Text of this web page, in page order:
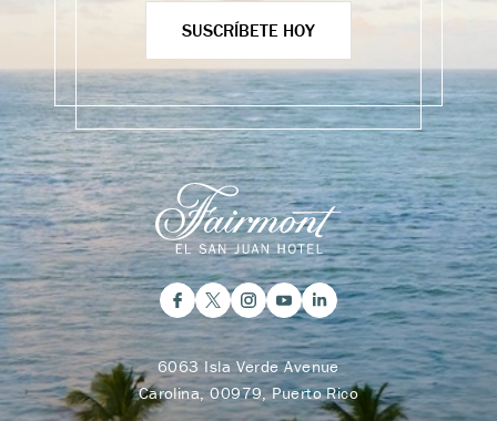
SUSCRÍBETE HOY
6063 Isla Verde Avenue
Carolina, 00979, Puerto Rico